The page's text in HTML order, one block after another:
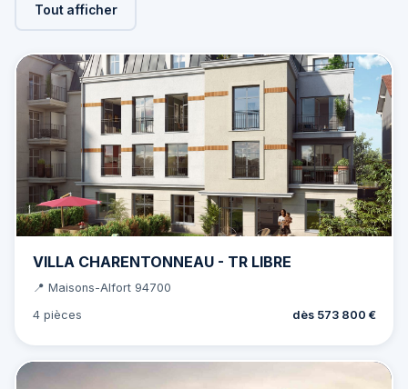
Tout afficher
VILLA CHARENTONNEAU - TR LIBRE
📍 Maisons-Alfort 94700
4 pièces
dès 573 800 €